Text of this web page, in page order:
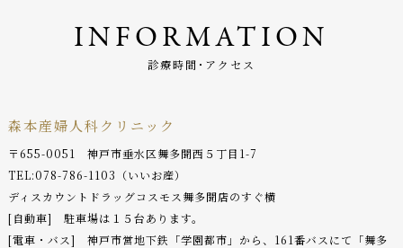
INFORMATION
診療時間･アクセス
森本産婦人科クリニック
〒655-0051 神戸市垂水区舞多聞西５丁目1-7
TEL:078-786-1103 （いいお産）
ディスカウントドラッグコスモス舞多聞店のすぐ横
[自動車] 駐車場は１５台あります。
[電車・バス] 神戸市営地下鉄「学園都市」から、161番バスにて「舞多